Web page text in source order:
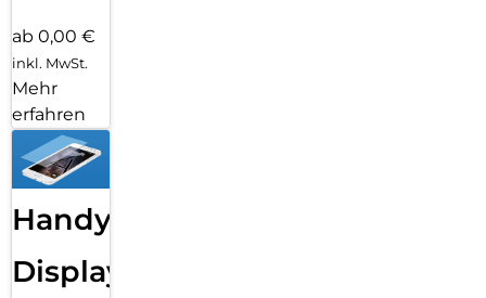
ab 0,00 €
inkl. MwSt.
Mehr
erfahren
Handy
Displayfolie